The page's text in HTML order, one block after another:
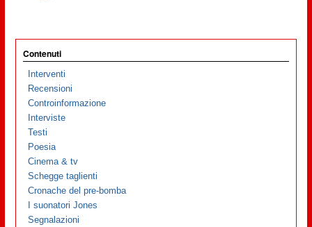
Contenuti
Interventi
Recensioni
Controinformazione
Interviste
Testi
Poesia
Cinema & tv
Schegge taglienti
Cronache del pre-bomba
I suonatori Jones
Segnalazioni